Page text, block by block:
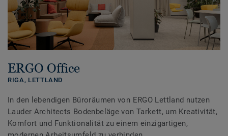
ERGO Office
RIGA, LETTLAND
In den lebendigen Büroräumen von ERGO Lettland nutzen
Lauder Architects Bodenbeläge von Tarkett, um Kreativität,
Komfort und Funktionalität zu einem einzigartigen,